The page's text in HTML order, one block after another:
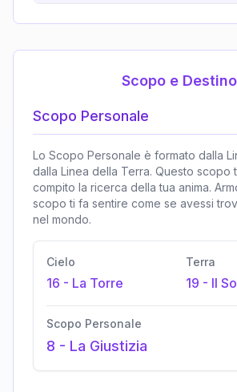
Scopo e Destino
Scopo Personale
Lo Scopo Personale è formato dalla
dalla Linea della Terra. Questo scopo
compito la ricerca della tua anima.
scopo ti fa sentire come se avessi
nel mondo.
Cielo
16 - La Torre
Terra
19 - Il
Scopo Personale
8 - La Giustizia